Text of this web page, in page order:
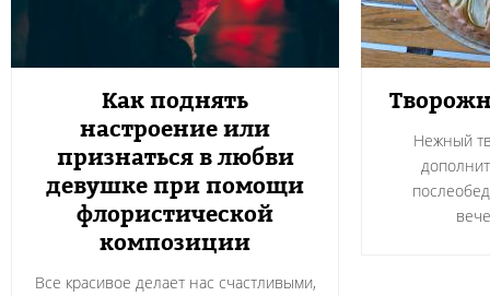
Как поднять
настроение или
признаться в любви
девушке при помощи
флористической
композиции
Все красивое делает нас счастливыми,
Нежный